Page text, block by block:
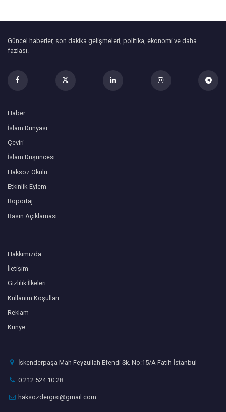
Güncel haberler, son dakika gelişmeleri, politika, ekonomi ve daha
fazlası.
Haber
İslam Dünyası
Çeviri
İslam Düşüncesi
Haksöz Okulu
Etkinlik-Eylem
Röportaj
Basın Açıklaması
Hakkımızda
İletişim
Gizlilik İlkeleri
Kullanım Koşulları
Reklam
Künye
İskenderpaşa Mah Feyzullah Efendi Sk. No:15/A Fatih-İstanbul
0 212 524 10 28
haksozdergisi@gmail.com